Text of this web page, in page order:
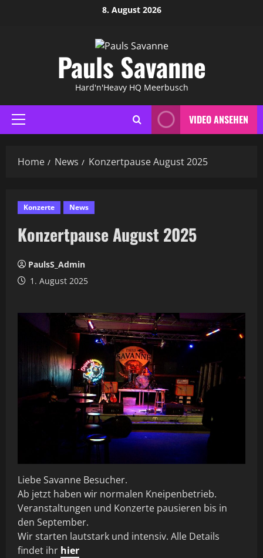
8. August 2026
Pauls Savanne
Hard'n'Heavy HQ Meerbusch
Primary
Menu
VIDEO ANSEHEN
Home News Konzertpause August 2025
Konzerte News
Konzertpause August 2025
PaulsS_Admin
1. August 2025
Liebe Savanne Besucher.
Ab jetzt haben wir normalen Kneipenbetrieb.
Veranstaltungen und Konzerte pausieren bis in
den September.
Wir starten lautstark und intensiv. Alle Details
findet ihr hier